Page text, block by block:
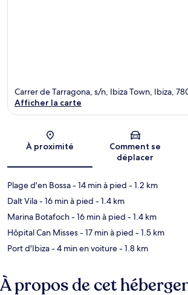
Carte
Carrer de Tarragona, s/n, Ibiza Town, Ibiza,
Afficher la carte
À proximité
Comment se
déplacer
Plage d'en Bossa- 14 min à pied - 1.2 km
Dalt Vila- 16 min à pied - 1.4 km
Marina Botafoch- 16 min à pied - 1.4 km
Hôpital Can Misses- 17 min à pied - 1.5 km
Port d'Ibiza- 4 min en voiture- 1.8 km
À propos de cet